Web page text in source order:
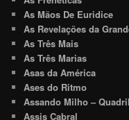
As Mãos De Euridice
As Revelações da
As Três Mais
As Três Marias
Asas da América
Ases do Ritmo
Assando Milho –
Assis Cabral